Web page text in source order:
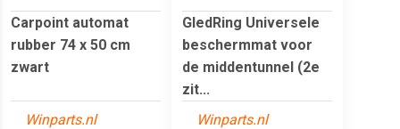
Carpoint automat
rubber 74 x 50 cm
zwart
Winparts.nl
GledRing Universele
beschermmat voor
de middentunnel (2e
zit...
Winparts.nl